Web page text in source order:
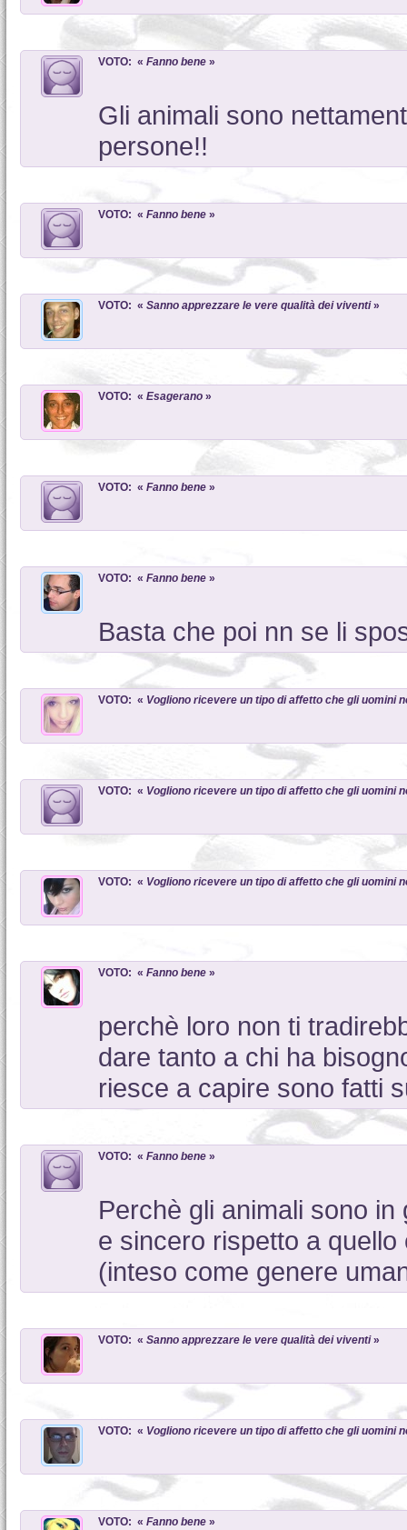
VOTO: « Fanno bene »
Gli animali sono
persone!!
VOTO: « Fanno bene »
VOTO: « Sanno apprezzare le vere qualità dei viventi»
VOTO: « Esagerano »
VOTO: « Fanno bene »
VOTO: « Fanno bene »
Basta che poi nn se li
VOTO: « Vogliono ricevere un tipo di affetto che gli uomini
VOTO: « Vogliono ricevere un tipo di affetto che gli uomini
VOTO: « Vogliono ricevere un tipo di affetto che gli uomini
VOTO: « Fanno bene »
perchè loro non ti
dare tanto a chi ha
riesce a capire sono fatti
VOTO: « Fanno bene »
Perchè gli animali sono
e sincero rispetto a
(inteso come genere
VOTO: « Sanno apprezzare le vere qualità dei viventi»
VOTO: « Vogliono ricevere un tipo di affetto che gli uomini
VOTO: « Fanno bene »